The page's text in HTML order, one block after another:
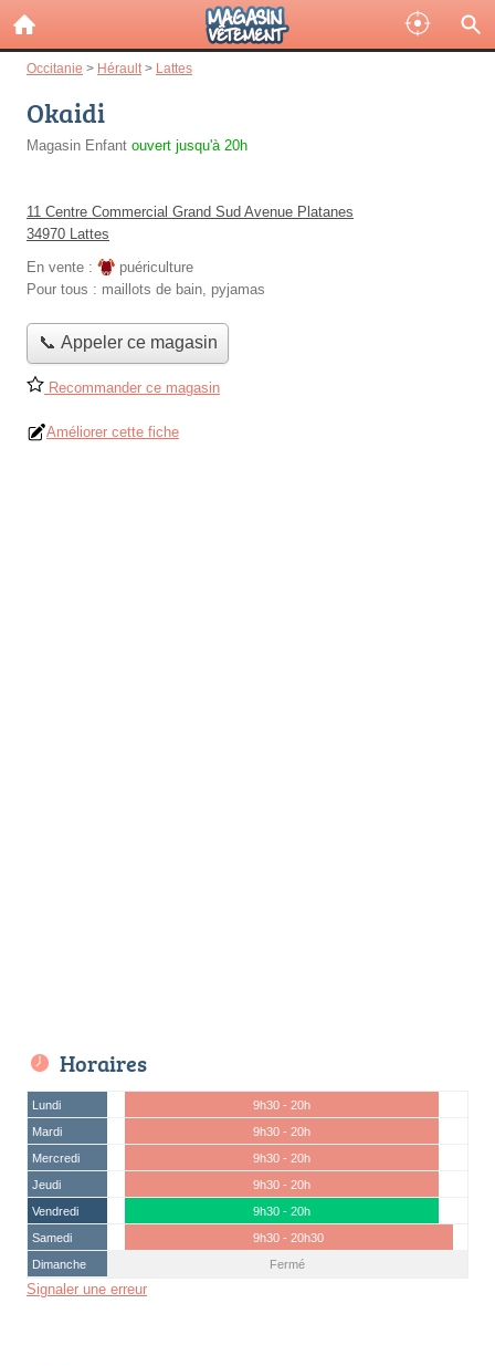
Occitanie > Hérault > Lattes
Okaidi
Magasin Enfant ouvert jusqu'à 20h
11 Centre Commercial Grand Sud Avenue Platanes
34970 Lattes
En vente :
puériculture
Pour tous : maillots de bain, pyjamas
📞 Appeler ce magasin
Recommander ce magasin
Améliorer cette fiche
Horaires
Lundi
9h30 - 20h
Mardi
9h30 - 20h
Mercredi
9h30 - 20h
Jeudi
9h30 - 20h
Vendredi
9h30 - 20h
Samedi
9h30 - 20h30
Dimanche
Fermé
Signaler une erreur